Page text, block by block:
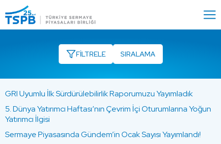
Close
FİLTRELE
GRI Uyumlu İlk Sürdürülebilirlik Raporumuzu Yayımladık
5. Dünya Yatırımcı Haftası’nın Çevrim İçi Oturumlarına Yoğun
Yatırımcı İlgisi
Sermaye Piyasasında Gündem’in Ocak Sayısı Yayımlandı!